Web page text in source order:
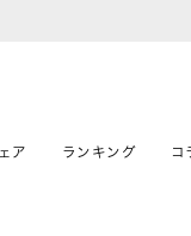
ア ランキング コ